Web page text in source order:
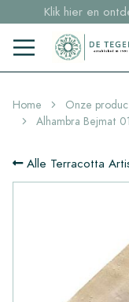
Klik hier en
Sample
Voorraaditems
Home Onze
Alhambra Bejmat
Alle Terracotta